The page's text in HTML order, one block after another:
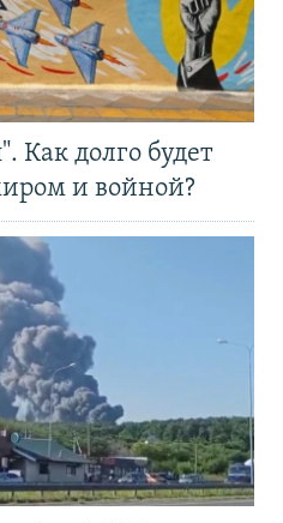
Как долго будет
и войной?